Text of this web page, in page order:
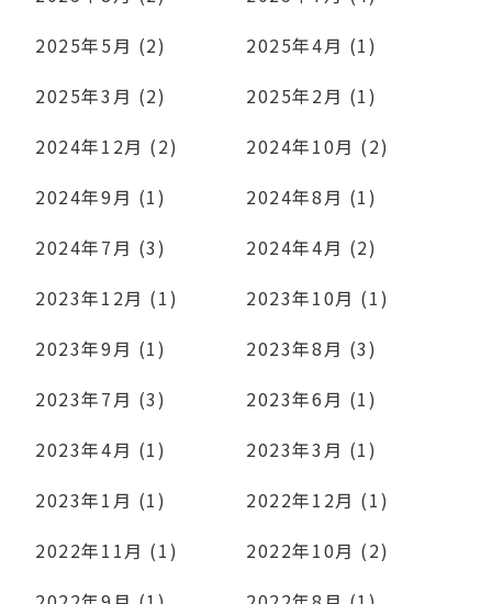
2025年5月 (2)
2025年4月 (1)
2025年3月 (2)
2025年2月 (1)
2024年12月 (2)
2024年10月 (2)
2024年9月 (1)
2024年8月 (1)
2024年7月 (3)
2024年4月 (2)
2023年12月 (1)
2023年10月 (1)
2023年9月 (1)
2023年8月 (3)
2023年7月 (3)
2023年6月 (1)
2023年4月 (1)
2023年3月 (1)
2023年1月 (1)
2022年12月 (1)
2022年11月 (1)
2022年10月 (2)